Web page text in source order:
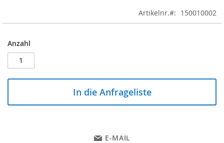
Artikelnr. 150010002
Anzahl
In die Anfrageliste
E-MAIL